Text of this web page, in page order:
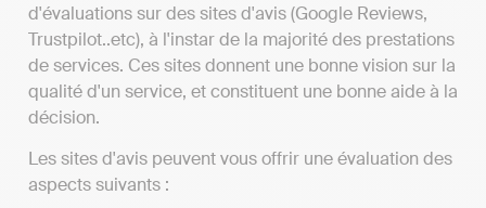
d'évaluations sur des sites d'avis (Google Reviews,
Trustpilot..etc), à l'instar de la majorité des prestations
de services. Ces sites donnent une bonne vision sur la
qualité d'un service, et constituent une bonne aide à la
décision.
Les sites d'avis peuvent vous offrir une évaluation des
aspects suivants :